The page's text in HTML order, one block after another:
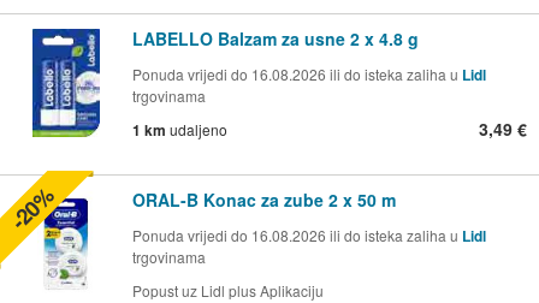
LABELLO Balzam za usne 2 x 4.8 g
Ponuda vrijedi do 16.08.2026 ili do isteka zaliha u Lidl
trgovinama
1 km udaljeno 3,49 €
ORAL-B Konac za zube 2 x 50 m
Ponuda vrijedi do 16.08.2026 ili do isteka zaliha u Lidl
trgovinama
Popust uz Lidl plus Aplikaciju
-20%